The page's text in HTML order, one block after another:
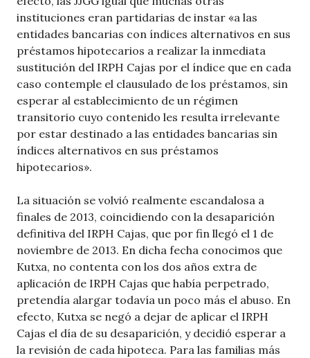
instituciones eran partidarias de instar «a las
entidades bancarias con índices alternativos en sus
préstamos hipotecarios a realizar la inmediata
sustitución del IRPH Cajas por el índice que en cada
caso contemple el clausulado de los préstamos, sin
esperar al establecimiento de un régimen
transitorio cuyo contenido les resulta irrelevante
por estar destinado a las entidades bancarias sin
índices alternativos en sus préstamos
hipotecarios».
La situación se volvió realmente escandalosa a
finales de 2013, coincidiendo con la desaparición
definitiva del IRPH Cajas, que por fin llegó el 1 de
noviembre de 2013. En dicha fecha conocimos que
Kutxa, no contenta con los dos años extra de
aplicación de IRPH Cajas que había perpetrado,
pretendía alargar todavía un poco más el abuso. En
efecto, Kutxa se negó a dejar de aplicar el IRPH
Cajas el día de su desaparición, y decidió esperar a
la revisión de cada hipoteca. Para las familias más